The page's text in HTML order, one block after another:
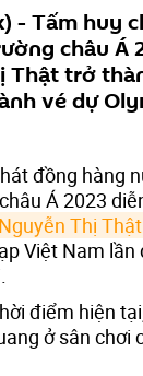
- Tấm huy
châu Á
Thật trở
vé dự
đồng hàng
Á 2023
Thị Thật
Việt Nam lần
điểm hiện
ở sân chơi